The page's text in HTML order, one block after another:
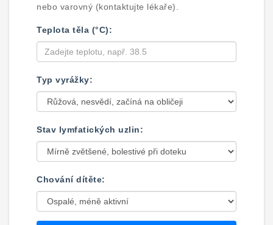
nebo varovný (kontaktujte lékaře).
Teplota těla (°C):
Typ vyrážky:
Stav lymfatických uzlin:
Chování dítěte: